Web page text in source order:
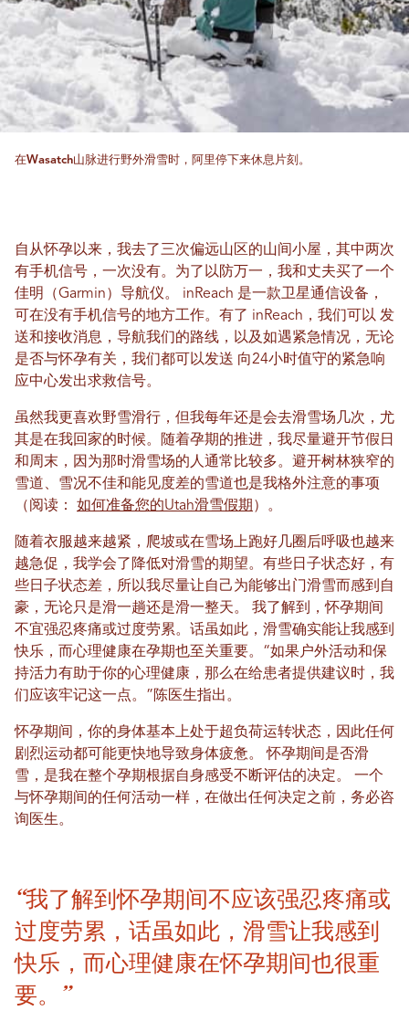
在Wasatch山脉进行野外滑雪时，阿里停下来休息片刻。
自从怀孕以来，我去了三次偏远山区的山间小屋，其中两次
有手机信号，一次没有。为了以防万一，我和丈夫买了一个
佳明（Garmin）导航仪。 inReach 是一款卫星通信设备，
可在没有手机信号的地方工作。有了 inReach，我们可以 发
送和接收消息，导航我们的路线，以及如遇紧急情况，无论
是否与怀孕有关，我们都可以发送 向24小时值守的紧急响
应中心发出求救信号。
虽然我更喜欢野雪滑行，但我每年还是会去滑雪场几次，尤
其是在我回家的时候。随着孕期的推进，我尽量避开节假日
和周末，因为那时滑雪场的人通常比较多。避开树林狭窄的
雪道、雪况不佳和能见度差的雪道也是我格外注意的事项
（阅读： 如何准备您的Utah滑雪假期 ）。
随着衣服越来越紧，爬坡或在雪场上跑好几圈后呼吸也越来
越急促，我学会了降低对滑雪的期望。有些日子状态好，有
些日子状态差，所以我尽量让自己为能够出门滑雪而感到自
豪，无论只是滑一趟还是滑一整天。 我了解到，怀孕期间
不宜强忍疼痛或过度劳累。话虽如此，滑雪确实能让我感到
快乐，而心理健康在孕期也至关重要。“如果户外活动和保
持活力有助于你的心理健康，那么在给患者提供建议时，我
们应该牢记这一点。”陈医生指出。
怀孕期间，你的身体基本上处于超负荷运转状态，因此任何
剧烈运动都可能更快地导致身体疲惫。怀孕期间是否滑
雪，是我在整个孕期根据自身感受不断评估的决定。 一个
与怀孕期间的任何活动一样，在做出任何决定之前，务必咨
询医生。
“我了解到怀孕期间不应该强忍疼痛或
过度劳累，话虽如此，滑雪让我感到
快乐，而心理健康在怀孕期间也很重
要。”